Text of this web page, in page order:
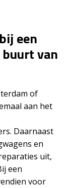
een
van
of
aan het
Daarnaast
en
uit,
een
voor